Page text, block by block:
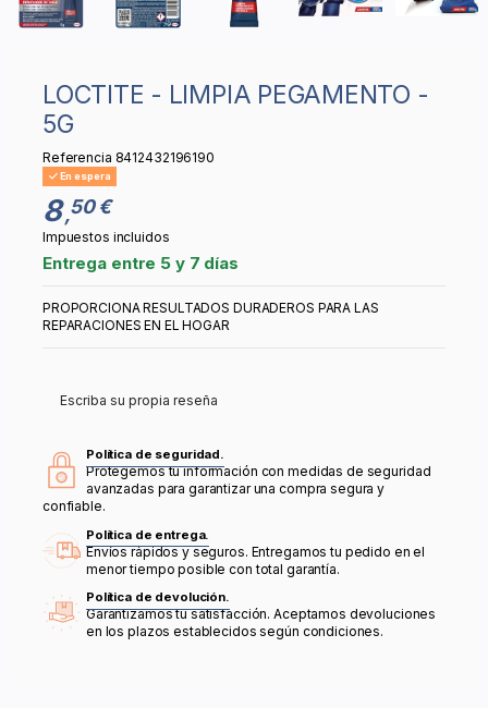
LOCTITE - LIMPIA PEGAMENTO -
5G
Referencia 8412432196190
En espera
8,50 €
Impuestos incluidos
Entrega entre 5 y 7 días
PROPORCIONA RESULTADOS DURADEROS PARA LAS
REPARACIONES EN EL HOGAR
Escriba su propia reseña
Política de seguridad.
Protegemos tu información con medidas de seguridad
avanzadas para garantizar una compra segura y
confiable.
Política de entrega.
Envíos rápidos y seguros. Entregamos tu pedido en el
menor tiempo posible con total garantía.
Política de devolución.
Garantizamos tu satisfacción. Aceptamos devoluciones
en los plazos establecidos según condiciones.